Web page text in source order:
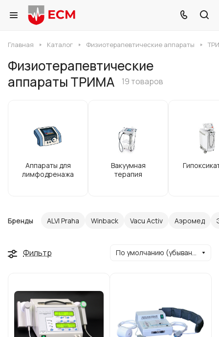
Главная Каталог Физиотерапевтические аппараты
Физиотерапевтические
аппараты ТРИМА
19 товаров
Аппараты для
лимфодренажа
Вакуумная
терапия
Бренды ALVI Praha Winback Vacu Activ Аэромед
Фильтр По умолчанию (убывание)